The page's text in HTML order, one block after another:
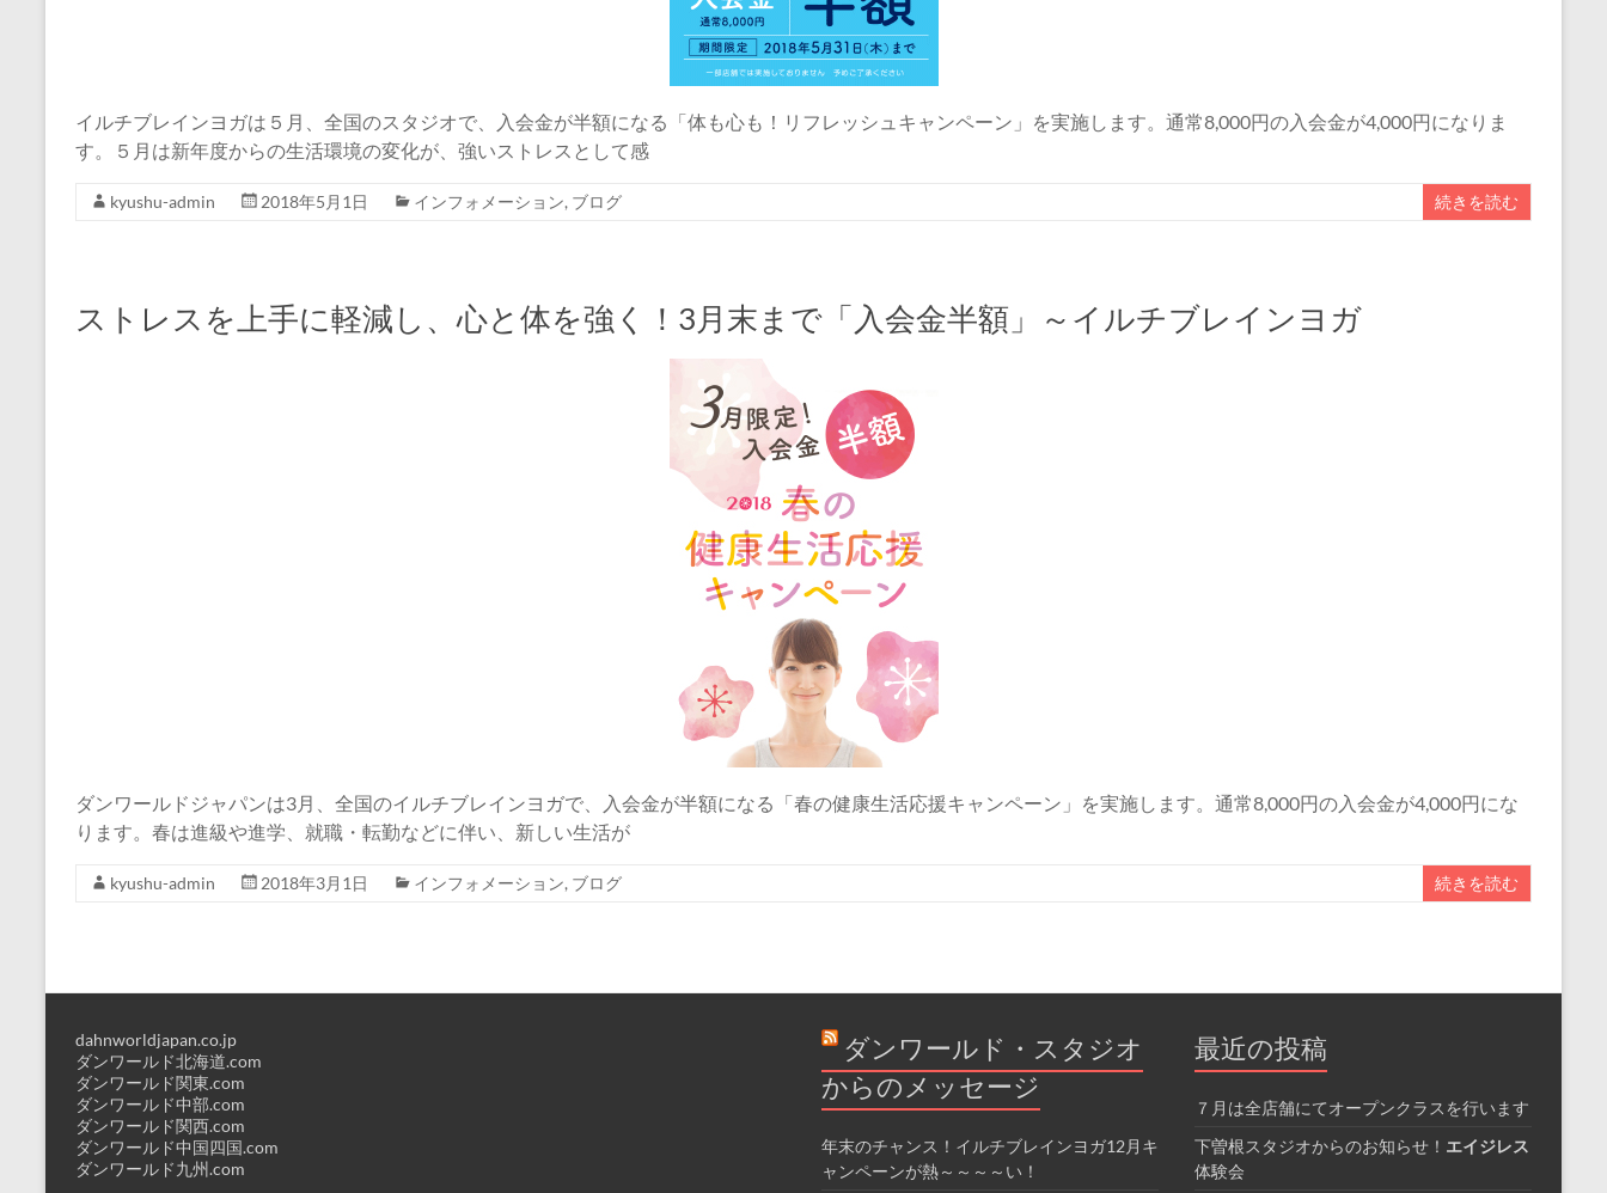
イルチブレインヨガは５月、全国のスタジオで、入会金が半額になる「体も心も！リフレッシュキャンペーン」を実施します。通常8,000円の入会金が4,000円になりま
す。５月は新年度からの生活環境の変化が、強いストレスとして感
kyushu-admin 2018年5月1日 インフォメーション, ブログ 続きを読む
ストレスを上手に軽減し、心と体を強く！3月末まで「入会金半額」～イルチブレインヨガ
ダンワールドジャパンは3月、全国のイルチブレインヨガで、入会金が半額になる「春の健康生活応援キャンペーン」を実施します。通常8,000円の入会金が4,000円にな
ります。春は進級や進学、就職・転勤などに伴い、新しい生活が
kyushu-admin 2018年3月1日 インフォメーション, ブログ 続きを読む
dahnworldjapan.co.jp
ダンワールド北海道.com
ダンワールド関東.com
ダンワールド中部.com
ダンワールド関西.com
ダンワールド中国四国.com
ダンワールド九州.com
ダンワールド・スタジオ
からのメッセージ
年末のチャンス！イルチブレインヨガ12月キ
ャンペーンが熱～～～～い！
最近の投稿
７月は全店舗にてオープンクラスを行います
下曽根スタジオからのお知らせ！ エイジレス
体験会